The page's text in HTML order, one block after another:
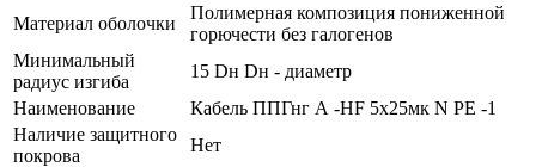
Материал оболочки
Полимерная композиция пониженной
горючести без галогенов
Минимальный
радиус изгиба
15 Dн Dн - диаметр
Наименование
Кабель ППГнг А -HF 5х25мк N PE -1
Наличие защитного
покрова
Нет